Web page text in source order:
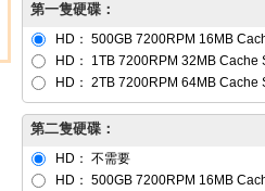
第一隻硬碟：
HD： 500GB 7200RPM 16MB
HD： 1TB 7200RPM 32MB Cache
HD： 2TB 7200RPM 64MB Cache
第二隻硬碟：
HD： 不需要
HD： 500GB 7200RPM 16MB